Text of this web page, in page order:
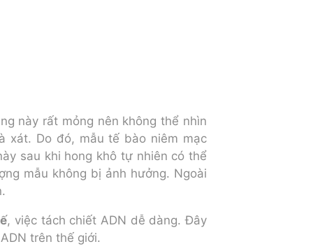
này rất mỏng nên không thể nhìn
xát. Do đó, mẫu tế bào niêm mạc
sau khi hong khô tự nhiên có thể
mẫu không bị ảnh hưởng. Ngoài
, việc tách chiết ADN dễ dàng. Đây
trên thế giới.